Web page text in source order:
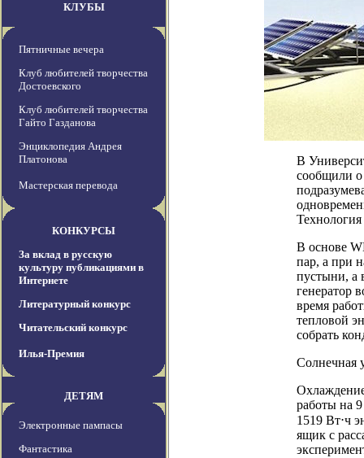
КЛУБЫ
Пятничные вечера
Клуб любителей творчества
Достоевского
Клуб любителей творчества
Гайто Газданова
Энциклопедия Андрея
Платонова
Мастерская перевода
КОНКУРСЫ
За вклад в русскую
культуру публикациями в
Интернете
Литературный конкурс
Читательский конкурс
Илья-Премия
ДЕТЯМ
Электронные пампасы
Фантастика
В
сообщили о
В основе
пар, а при
пустыни, а
генератор
время
тепловой
собрать
Солнечная
работы на
1519 Вт⋅ч
ящик с